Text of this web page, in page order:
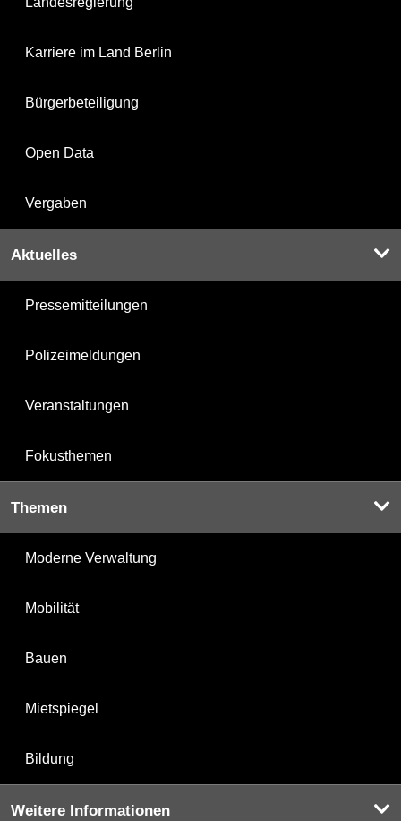
Karriere im Land Berlin
Bürgerbeteiligung
Open Data
Vergaben
Aktuelles
Pressemitteilungen
Polizeimeldungen
Veranstaltungen
Fokusthemen
Themen
Moderne Verwaltung
Mobilität
Bauen
Mietspiegel
Bildung
Weitere Informationen